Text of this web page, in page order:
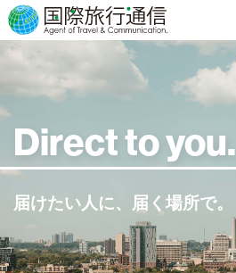
Direct to you.
届けたい人に、届く場所で。